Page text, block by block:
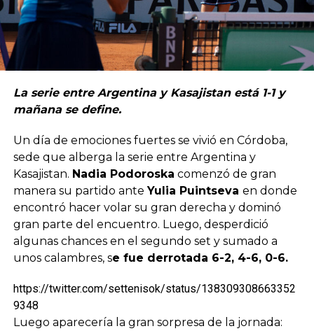
La serie entre Argentina y Kasajistan está 1-1 y
mañana se define.
Un día de emociones fuertes se vivió en Córdoba,
sede que alberga la serie entre Argentina y
Kasajistan. Nadia Podoroska comenzó de gran
manera su partido anteYulia Puintseva en donde
encontró hacer volar su gran derecha y dominó
gran parte del encuentro. Luego, desperdició
algunas chances en el segundo set y sumado a
unos calambres, se fue derrotada 6-2, 4-6, 0-6.
https://twitter.com/settenisok/status/138309308663352
9348
Luego aparecería la gran sorpresa de la jornada: